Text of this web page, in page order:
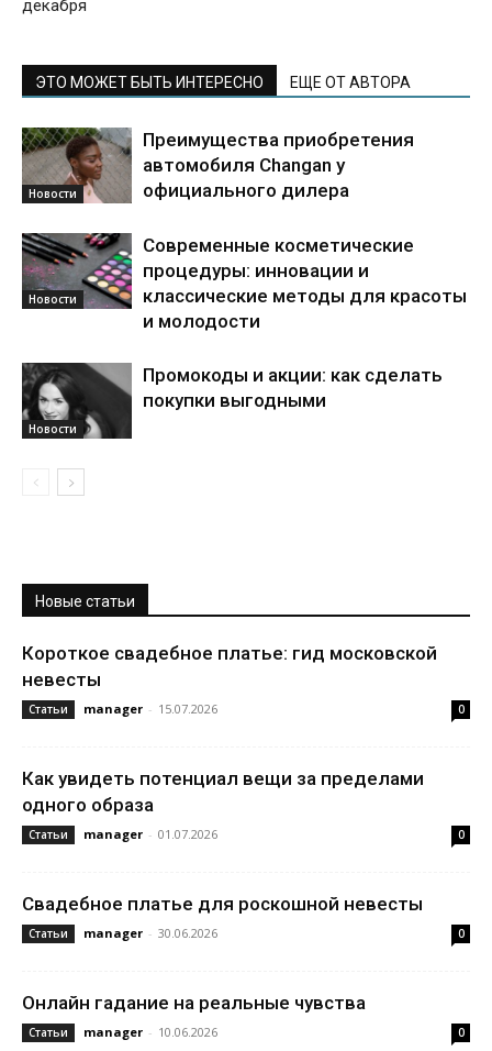
декабря
ЭТО МОЖЕТ БЫТЬ ИНТЕРЕСНО ЕЩЕ ОТ АВТОРА
Новости
Преимущества приобретения
автомобиля Changan у
официального дилера
Новости
Современные косметические
процедуры: инновации и
классические методы для красоты
и молодости
Новости
Промокоды и акции: как сделать
покупки выгодными
Новые статьи
Короткое свадебное платье: гид московской
невесты
Статьи manager - 15.07.2026 0
Как увидеть потенциал вещи за пределами
одного образа
Статьи manager - 01.07.2026 0
Свадебное платье для роскошной невесты
Статьи manager - 30.06.2026 0
Онлайн гадание на реальные чувства
Статьи manager - 10.06.2026 0